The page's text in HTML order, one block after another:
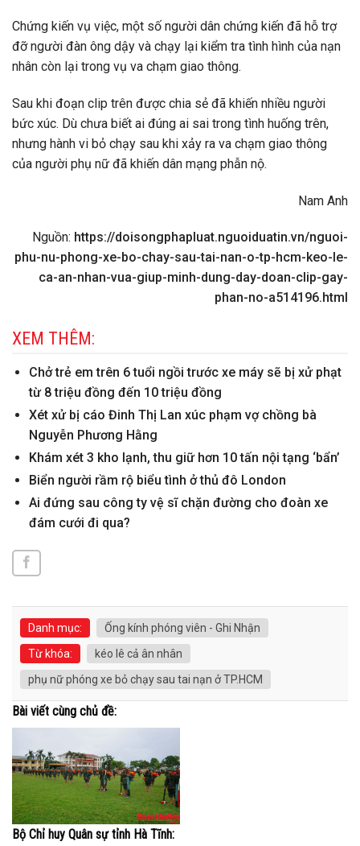
Chứng kiến vụ việc, một số người dân chứng kiến đã hỗ trợ
đỡ người đàn ông dậy và chạy lại kiểm tra tình hình của nạn
nhân còn lại trong vụ va chạm giao thông.
Sau khi đoạn clip trên được chia sẻ đã khiến nhiều người
bức xúc. Dù chưa biết ai đúng ai sai trong tình huống trên,
nhưng hành vi bỏ chạy sau khi xảy ra va chạm giao thông
của người phụ nữ đã khiến dân mạng phẫn nộ.
Nam Anh
Nguồn: https://doisongphapluat.nguoiduatin.vn/nguoi-
phu-nu-phong-xe-bo-chay-sau-tai-nan-o-tp-hcm-keo-le-
ca-an-nhan-vua-giup-minh-dung-day-doan-clip-gay-
phan-no-a514196.html
XEM THÊM:
Chở trẻ em trên 6 tuổi ngồi trước xe máy sẽ bị xử phạt
từ 8 triệu đồng đến 10 triệu đồng
Xét xử bị cáo Đinh Thị Lan xúc phạm vợ chồng bà
Nguyễn Phương Hằng
Khám xét 3 kho lạnh, thu giữ hơn 10 tấn nội tạng ‘bẩn’
Biển người rầm rộ biểu tình ở thủ đô London
Ai đứng sau công ty vệ sĩ chặn đường cho đoàn xe
đám cưới đi qua?
Danh mục:
Ống kính phóng viên - Ghi Nhận
Từ khóa:
kéo lê cả ân nhân
phụ nữ phóng xe bỏ chạy sau tai nạn ở TP.HCM
Bài viết cùng chủ đề:
Bộ Chỉ huy Quân sự tỉnh Hà Tĩnh: